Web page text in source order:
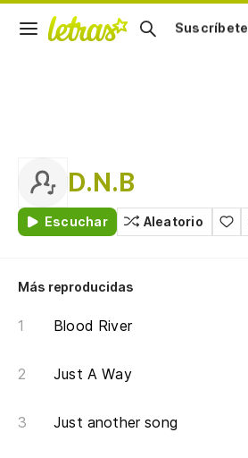
Suscríbete
D.N.B
Escuchar Aleatorio
Más reproducidas
Blood River
Just A Way
Just another song